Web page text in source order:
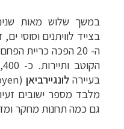
במשך שלוש מאות
בצייד לוויתנים וסוסי
ה- 20 הפכה כריית
בעיירהלונגיירביאן (
מלבד מספר ישובים
גם כמה תחנות מחקר